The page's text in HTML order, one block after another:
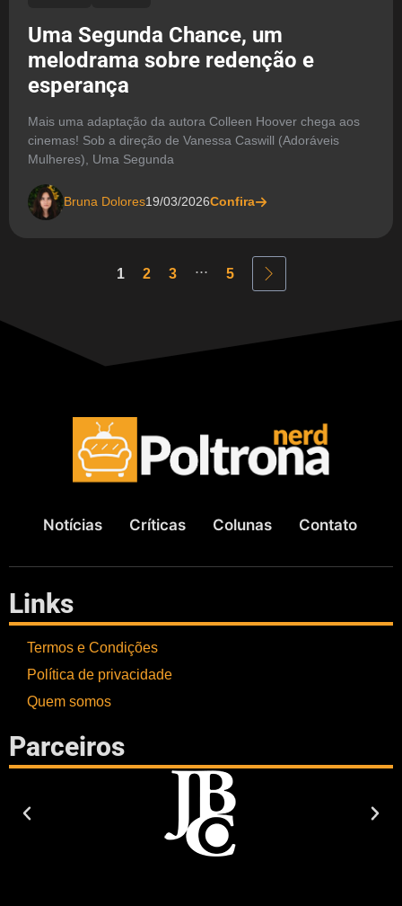
Uma Segunda Chance, um
melodrama sobre redenção e
esperança
Mais uma adaptação da autora Colleen Hoover chega aos
cinemas! Sob a direção de Vanessa Caswill (Adoráveis
Mulheres), Uma Segunda
Bruna Dolores19/03/2026Confira
1 2 3 ... 5
Notícias Críticas Colunas Contato
Links
Termos e Condições
Política de privacidade
Quem somos
Parceiros